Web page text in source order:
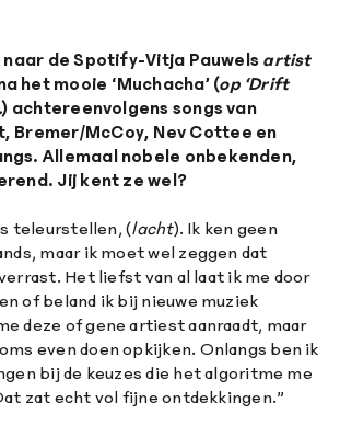
de Spotify-Vitja Pauwels artist
het mooie ‘Muchacha’ (op ‘Drift
) achtereenvolgens songs van
Bremer/McCoy, Nev Cottee en
Allemaal nobele onbekenden,
Jij kent ze wel?
teleurstellen, (lacht). Ik ken geen
maar ik moet wel zeggen dat
Het liefst van al laat ik me door
of beland ik bij nieuwe muziek
deze of gene artiest aanraadt, maar
even doen opkijken. Onlangs ben ik
bij de keuzes die het algoritme me
zat echt vol fijne ontdekkingen.”